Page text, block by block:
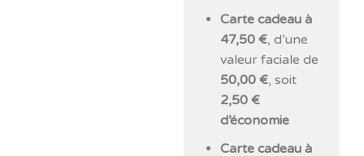
Carte cadeau à
47,50 €, d’une
valeur faciale de
50,00 €, soit
2,50 €
d’économie
Carte cadeau à